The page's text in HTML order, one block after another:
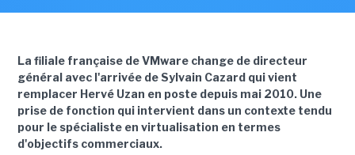
La filiale française de VMware change de directeur
général avec l'arrivée de Sylvain Cazard qui vient
remplacer Hervé Uzan en poste depuis mai 2010. Une
prise de fonction qui intervient dans un contexte tendu
pour le spécialiste en virtualisation en termes
d'objectifs commerciaux.